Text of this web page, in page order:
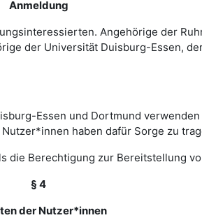
Anmeldung
Angehörige der
der Universität Duisburg-Essen,
Essen und Dortmund
haben dafür Sorge zu
die Berechtigung zur Bereitstellung
§ 4
der Nutzer*innen